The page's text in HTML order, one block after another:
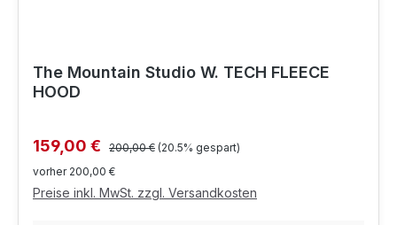
The Mountain Studio W. TECH FLEECE
HOOD
Verkaufspreis:
159,00 € Regulärer Preis:
200,00 € (20.5% gespart)
vorher 200,00 €
Preise inkl. MwSt. zzgl. Versandkosten